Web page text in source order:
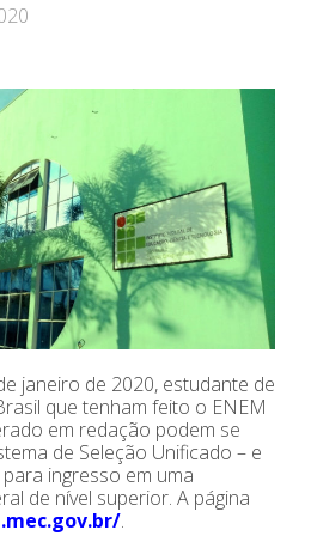
janeiro de 2020, estudante de
que tenham feito o ENEM
em redação podem se
de Seleção Unificado – e
ingresso em uma
de nível superior. A página
.